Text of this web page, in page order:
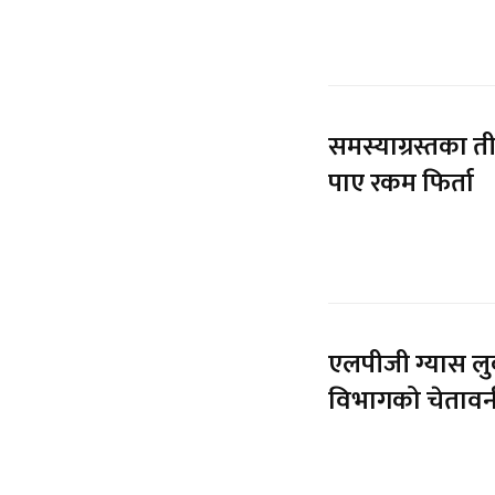
समस्याग्रस्तका
पाए रकम फिर्ता
एलपीजी ग्यास
विभागको